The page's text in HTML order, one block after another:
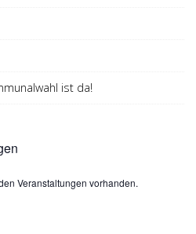
ist da!
Veranstaltungen vorhanden.